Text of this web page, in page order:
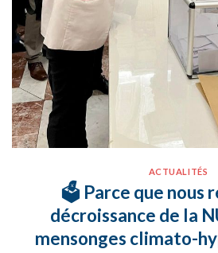
ACTUALITÉS
🗳 Parce que nous
décroissance de la
mensonges climato-